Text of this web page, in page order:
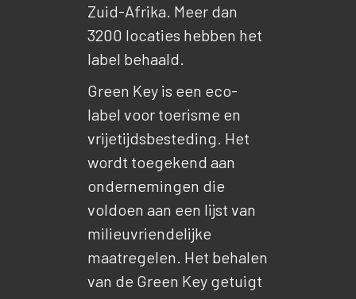
Zuid-Afrika. Meer dan
3200 locaties hebben het
label behaald.
Green Key is een eco-
label voor toerisme en
vrijetijdsbesteding. Het
wordt toegekend aan
ondernemingen die
voldoen aan een lijst van
milieuvriendelijke
maatregelen. Het behalen
van de Green Key getuigt